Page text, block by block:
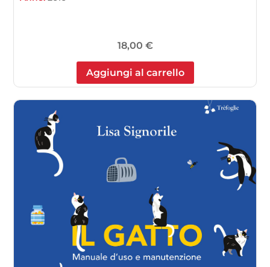
18,00 €
Aggiungi al carrello